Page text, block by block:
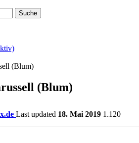
(Blum)
(Blum)
Last updated 18. Mai 2019 1.120